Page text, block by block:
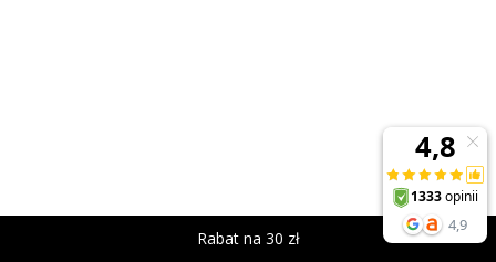
Rabat na 30 zł